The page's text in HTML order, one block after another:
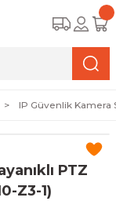
IP Güvenlik Kamera
PTZ
Z3-1)